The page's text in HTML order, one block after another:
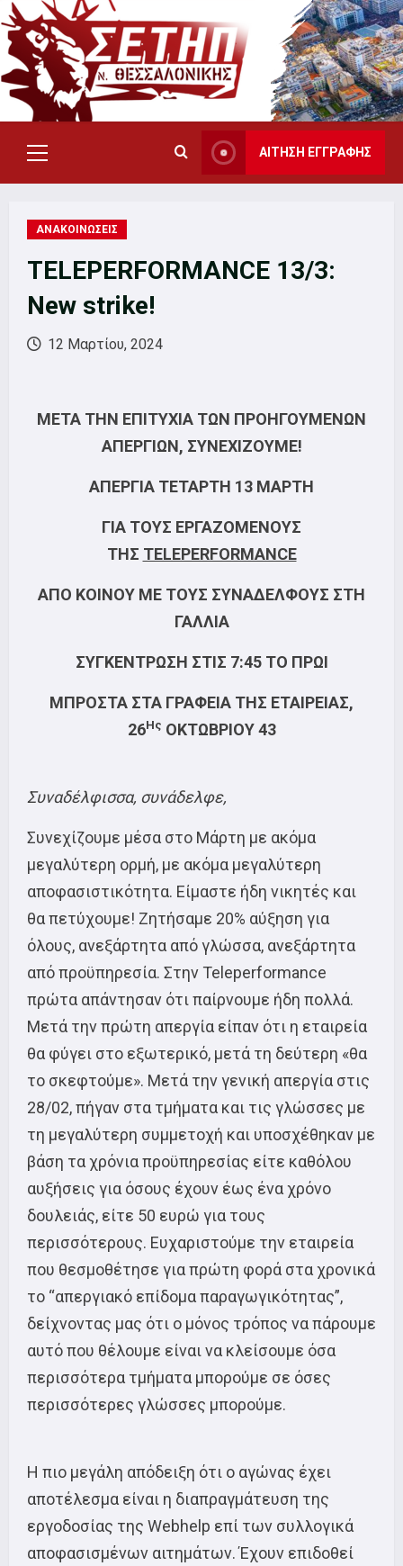
Skip
to
content
Primary
Menu
ΑΙΤΗΣΗ ΕΓΓΡΑΦΗΣ
ΑΝΑΚΟΙΝΩΣΕΙΣ
TELEPERFORMANCE 13/3:
New strike!
12 Μαρτίου, 2024
ΜΕΤΑ ΤΗΝ ΕΠΙΤΥΧΙΑ ΤΩΝ ΠΡΟΗΓΟΥΜΕΝΩΝ
ΑΠΕΡΓΙΩΝ, ΣΥΝΕΧΙΖΟΥΜΕ!
ΑΠΕΡΓΙΑ ΤΕΤΑΡΤΗ 13 ΜΑΡΤΗ
ΓΙΑ ΤΟΥΣ ΕΡΓΑΖΟΜΕΝΟΥΣ
ΤΗΣ TELEPERFORMANCE
ΑΠΟ ΚΟΙΝΟΥ ΜΕ ΤΟΥΣ ΣΥΝΑΔΕΛΦΟΥΣ ΣΤΗ
ΓΑΛΛΙΑ
ΣΥΓΚΕΝΤΡΩΣΗ ΣΤΙΣ 7:45 ΤΟ ΠΡΩΙ
ΜΠΡΟΣΤΑ ΣΤΑ ΓΡΑΦΕΙΑ ΤΗΣ ΕΤΑΙΡΕΙΑΣ,
26Ης ΟΚΤΩΒΡΙΟΥ 43
Συναδέλφισσα, συνάδελφε,
Συνεχίζουμε μέσα στο Μάρτη με ακόμα
μεγαλύτερη ορμή, με ακόμα μεγαλύτερη
αποφασιστικότητα. Είμαστε ήδη νικητές και
θα πετύχουμε! Ζητήσαμε 20% αύξηση για
όλους, ανεξάρτητα από γλώσσα, ανεξάρτητα
από προϋπηρεσία. Στην Teleperformance
πρώτα απάντησαν ότι παίρνουμε ήδη πολλά.
Μετά την πρώτη απεργία είπαν ότι η εταιρεία
θα φύγει στο εξωτερικό, μετά τη δεύτερη «θα
το σκεφτούμε». Μετά την γενική απεργία στις
28/02, πήγαν στα τμήματα και τις γλώσσες με
τη μεγαλύτερη συμμετοχή και υποσχέθηκαν με
βάση τα χρόνια προϋπηρεσίας είτε καθόλου
αυξήσεις για όσους έχουν έως ένα χρόνο
δουλειάς, είτε 50 ευρώ για τους
περισσότερους. Ευχαριστούμε την εταιρεία
που θεσμοθέτησε για πρώτη φορά στα χρονικά
το “απεργιακό επίδομα παραγωγικότητας”,
δείχνοντας μας ότι ο μόνος τρόπος να πάρουμε
αυτό που θέλουμε είναι να κλείσουμε όσα
περισσότερα τμήματα μπορούμε σε όσες
περισσότερες γλώσσες μπορούμε.
Η πιο μεγάλη απόδειξη ότι ο αγώνας έχει
αποτέλεσμα είναι η διαπραγμάτευση της
εργοδοσίας της Webhelp επί των συλλογικά
αποφασισμένων αιτημάτων. Έχουν επιδοθεί